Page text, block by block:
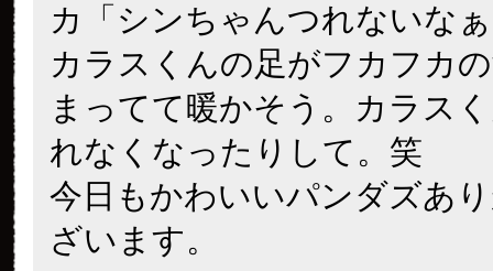
カ「シンちゃんつれないな
カラスくんの足がフカフカ
まってて暖かそう。カラス
れなくなったりして。笑
今日もかわいいパンダズあ
ざいます。